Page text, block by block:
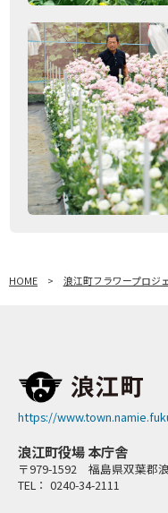
HOME 浪江町フラワープロジ
https://
浪江町役場 本庁舎
〒979-1592 福島県双葉郡
TEL： 0240-34-2111